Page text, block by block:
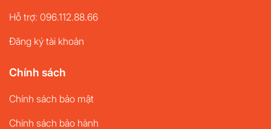
Hỗ trợ: 096.112.88.66
Đăng ký tài khoản
Chính sách
Chính sách bảo mật
Chính sách bảo hành